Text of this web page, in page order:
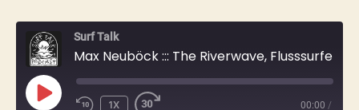
Surf Talk
PLAY
1X 00:00 /